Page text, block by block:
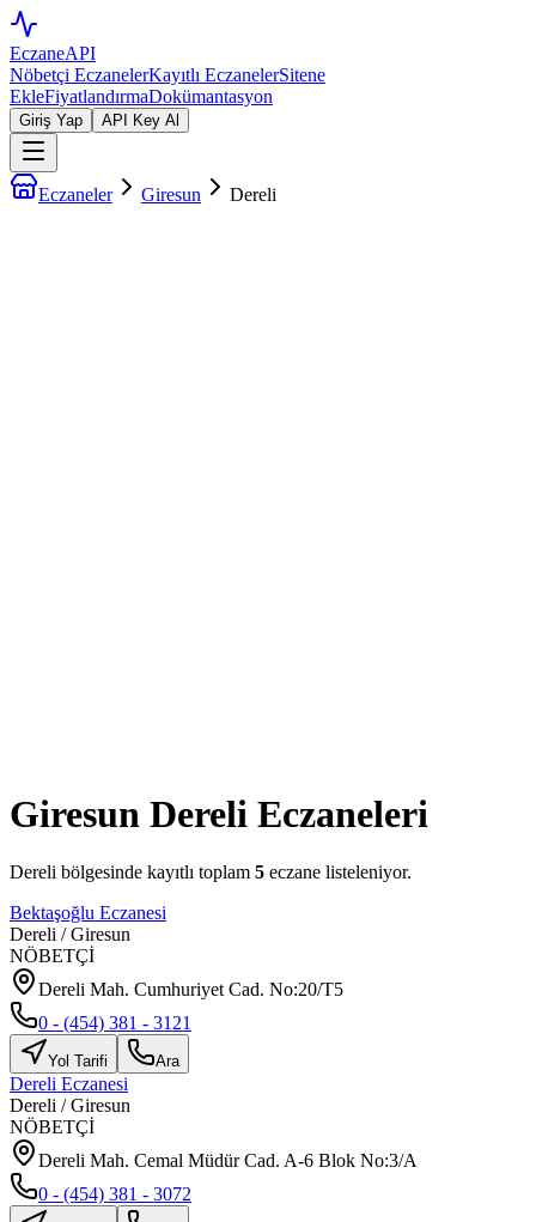
EczaneAPI
Nöbetçi EczanelerKayıtlı EczanelerSitene
EkleFiyatlandırmaDokümantasyon
Giriş Yap API Key Al
Eczaneler Giresun Dereli
Giresun Dereli Eczaneleri
Dereli bölgesinde kayıtlı toplam 5 eczane listeleniyor.
Bektaşoğlu Eczanesi
Dereli /Giresun
NÖBETÇİ
Dereli Mah. Cumhuriyet Cad. No:20/T5
0 - (454) 381 - 3121
Yol Tarifi Ara
Dereli Eczanesi
Dereli /Giresun
NÖBETÇİ
Dereli Mah. Cemal Müdür Cad. A-6 Blok No:3/A
0 - (454) 381 - 3072